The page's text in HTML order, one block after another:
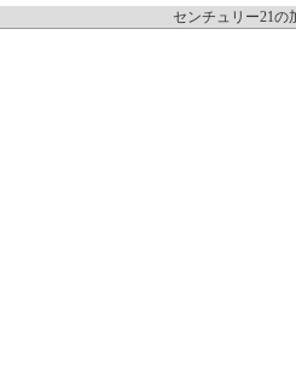
センチュリー21の